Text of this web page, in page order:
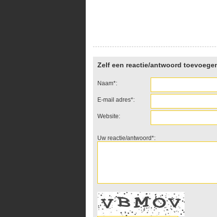
Zelf een reactie/antwoord
Naam*:
E-mail adres*:
Website:
Uw reactie/antwoord*: